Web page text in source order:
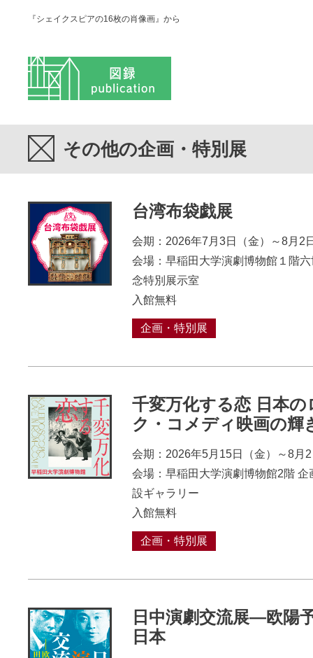
『シェイクスピアの16枚の肖像画』から
その他の企画・特別展
台湾布袋戯展
会期：2026年7月3日（金）～8月2
会場：早稲田大学演劇博物館１階
念特別展示室
入館無料
企画・特別展
千変万化する恋 日本
ク・コメディ映画の輝
会期：2026年5月15日（金）～8月
会場：早稲田大学演劇博物館2階 企
設ギャラリー
入館無料
企画・特別展
日中演劇交流展―欧陽
日本